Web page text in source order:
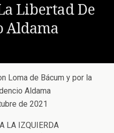
Libertad De
Aldama
Loma de Bácum y por la
Aldama
de 2021
LA IZQUIERDA